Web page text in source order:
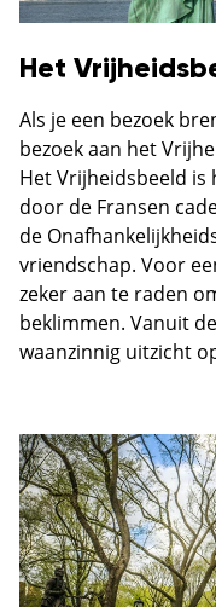
Het
Als je een bezoek
bezoek aan het
Het Vrijheidsbeeld is
door de Fransen
de
vriendschap. Voor
zeker aan te raden
beklimmen. Vanuit
waanzinnig uitzicht